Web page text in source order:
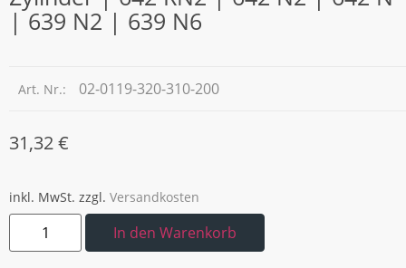
| 639 N2 | 639 N6
Art. Nr.: 02-0119-320-310-200
31,32€
inkl. MwSt. zzgl. Versandkosten
In den Warenkorb